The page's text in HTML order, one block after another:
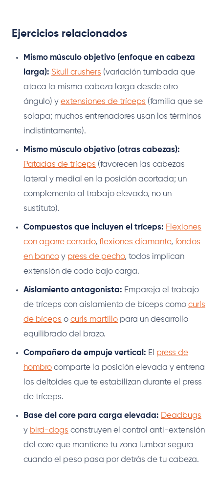
Ejercicios relacionados
Mismo músculo objetivo (enfoque en cabeza
larga): Skull crushers (variación tumbada que
ataca la misma cabeza larga desde otro
ángulo) y extensiones de tríceps (familia que se
solapa; muchos entrenadores usan los términos
indistintamente).
Mismo músculo objetivo (otras cabezas):
Patadas de tríceps (favorecen las cabezas
lateral y medial en la posición acortada; un
complemento al trabajo elevado, no un
sustituto).
Compuestos que incluyen el tríceps: Flexiones
con agarre cerrado, flexiones diamante, fondos
en banco y press de pecho, todos implican
extensión de codo bajo carga.
Aislamiento antagonista: Empareja el trabajo
de tríceps con aislamiento de bíceps como curls
de bíceps o curls martillo para un desarrollo
equilibrado del brazo.
Compañero de empuje vertical: El press de
hombro comparte la posición elevada y entrena
los deltoides que te estabilizan durante el press
de tríceps.
Base del core para carga elevada: Deadbugs
y bird-dogs construyen el control anti-extensión
del core que mantiene tu zona lumbar segura
cuando el peso pasa por detrás de tu cabeza.